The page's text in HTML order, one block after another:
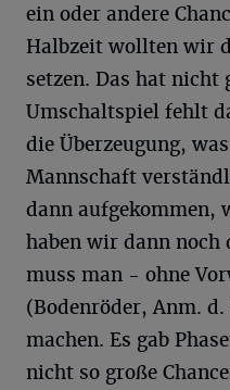
ein oder andere
Halbzeit wollten wir
setzen. Das hat nicht
Umschaltspiel fehlt
die Überzeugung,
Mannschaft
dann aufgekommen,
haben wir dann noch
muss man - ohne
(Bodenröder, Anm.
machen. Es gab
nicht so große